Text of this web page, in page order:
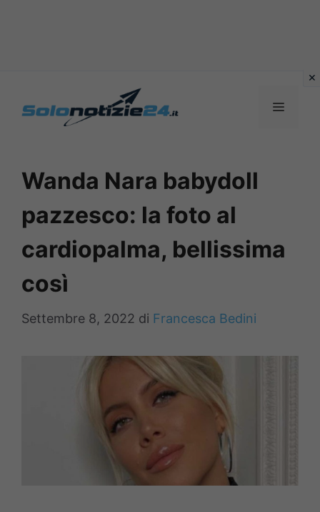
MENU
Wanda Nara babydoll
pazzesco: la foto al
cardiopalma, bellissima
così
Settembre 8, 2022 di Francesca Bedini